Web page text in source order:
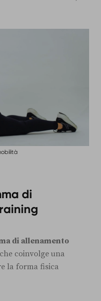
di
di allenamento
coinvolge una
la forma fisica